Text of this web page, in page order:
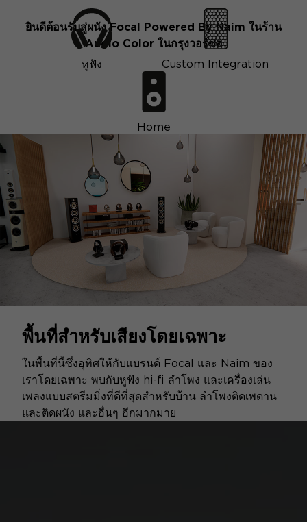
ยินดีต้อนรับสู่ผนัง Focal Powered By Naim ในร้าน
Audio Color ในกรุงวอร์ซอ
หูฟัง
Custom Integration
Home
พื้นที่สำหรับเสียงโดยเฉพาะ
ในพื้นที่นี้ซึ่งอุทิศให้กับแบรนด์ Focal และ Naim ของ
เราโดยเฉพาะ พบกับหูฟัง hi-fi ลำโพง และเครื่องเล่น
เพลงแบบสตรีมมิ่งที่ดีที่สุดสำหรับบ้าน ลำโพงติดเพดาน
และติดผนัง และอื่นๆ อีกมากมาย